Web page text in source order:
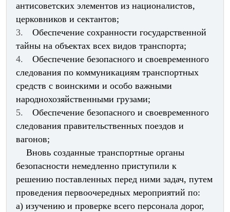
антисоветских элементов из националистов,
церковников и сектантов;
3.
Обеспечение сохранности государственной
тайны на объектах всех видов транспорта;
4.
Обеспечение безопасного и своевременного
следования по коммуникациям транспортных
средств с воинскими и особо важными
народнохозяйственными грузами;
5.
Обеспечение безопасного и своевременного
следования правительственных поездов и
вагонов;
Вновь созданные транспортные органы
безопасности немедленно приступили к
решению поставленных перед ними задач, путем
проведения первоочередных мероприятий по:
а) изучению и проверке всего персонала дорог,